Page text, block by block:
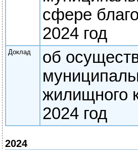
сфере
2024 год
Доклад
об
жилищного
2024 год
2024